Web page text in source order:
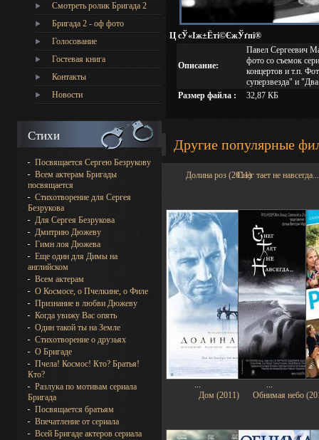
Cмотреть ролик Бригада 2
Бригада 2 - оф фото
Голосование
Гостевая книга
Контакты
Новости
Стихи
Посвящается Сергею Безрукову
Всем актерам Бригады
посвящается
Стихотворение для Сергея
Безрукова
Для Сергея Безрукова
Дмитрию Дюжеву
Гимн лоя Дюжева
Еще один для Димы на
английском
Всем актерам
О Космосе, о Пчелкине, о Филе
Признание в любви Дюжеву
Когда увижу Вас опять
Один такой ты на Земле
Стихотворение о друзьях
О Бригаде
Пчела! Космос! Кто? Братья!
Кто?
Разлука по мотивам сериала
Бригада
Посвящается братьям
Впечатление от сериала
Всей Бригаде актеров сериала
Ц сЎ«Іж±Ёті©ЄжЎґпі®
Описание:
Павел Сергеевич
фото со съемок
концертов и т.п.
суперзвезда" и
Размер файла :
32,87 КБ
Другие популярные
Долина роз (2011)
...
Снег тает не
...
Дом (2011)
Обнимая небо